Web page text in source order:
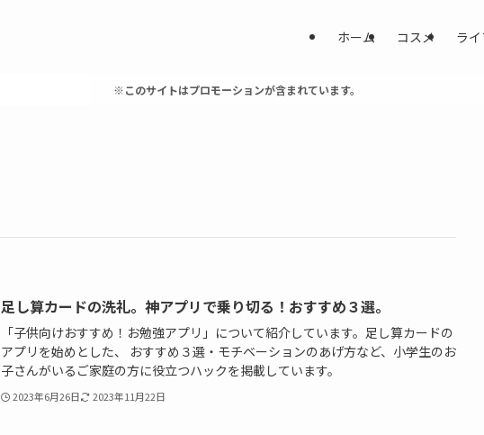
ホーム コスメ ラ
※このサイトはプロモーションが含まれています。
足し算カードの洗礼。神アプリで乗り切る！おすすめ３選。
「子供向けおすすめ！お勉強アプリ」について紹介しています。足し算カードの
アプリを始めとした、 おすすめ３選・モチベーションのあげ方など、小学生のお
子さんがいるご家庭の方に役立つハックを掲載しています。
2023年6月26日 2023年11月22日